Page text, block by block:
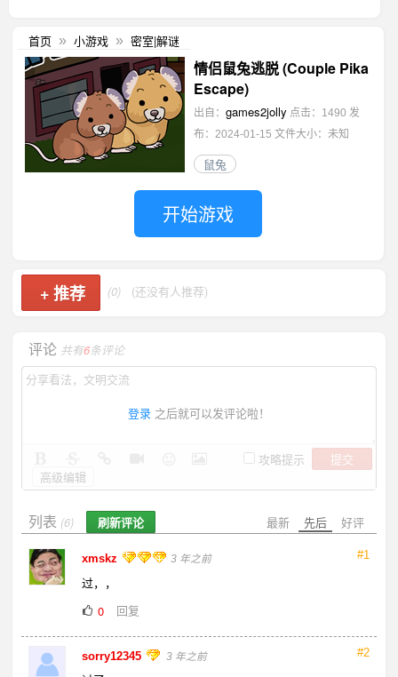
首页 » 小游戏 » 密室|解谜
情侣鼠兔逃脱 (Couple Pika
Escape)
出自： games2jolly 点击：1490 发
布：2024-01-15 文件大小：未知
鼠兔
开始游戏
+推荐 (0) (还没有人推荐)
评论 共有6条评论
登录 之后就可以发评论啦！
攻略提示
提交
高级编辑
最新 先后 好评
列表 (6) 刷新评论
#1
xmskz 3 年之前
过，，
0
回复
#2
sorry12345 3 年之前